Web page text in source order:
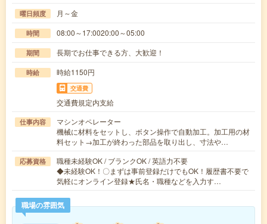
曜日頻度 月～金
時間 08:00～17:0020:00～05:00
期間 長期でお仕事できる方、大歓迎！
時給 時給1150円
交通費
交通費規定内支給
仕事内容
マシンオペレーター
機械に材料をセットし、ボタン操作で自動加工。加工用の材
料セット→加工が終わった部品を取り出し、寸法や…
応募資格
職種未経験OK / ブランクOK / 英語力不要
◆未経験OK！〇まずは事前登録だけでもOK！履歴書不要で
気軽にオンライン登録★氏名・職種などを入力す…
職場の雰囲気